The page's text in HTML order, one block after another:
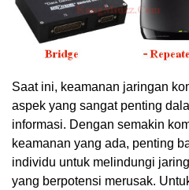
Saat ini, keamanan jaringan
aspek yang sangat penting
informasi. Dengan semakin
keamanan yang ada, penting
individu untuk melindungi
yang berpotensi merusak.